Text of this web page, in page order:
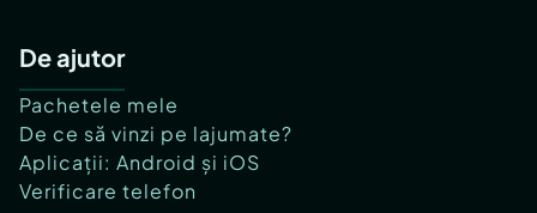
De ajutor
Pachetele mele
De ce să vinzi pe lajumate?
Aplicații: Android și iOS
Verificare telefon